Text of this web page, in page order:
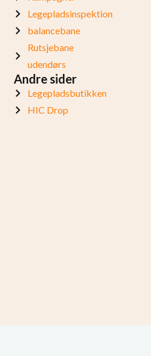
Legepladsinspektion
balancebane
Rutsjebane
udendørs
Andre sider
Legepladsbutikken
HIC Drop